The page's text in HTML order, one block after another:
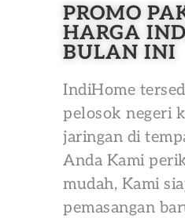
PROMO
HARGA
BULAN INI
IndiHome
pelosok negeri
jaringan di
Anda Kami
mudah, Kami
pemasangan